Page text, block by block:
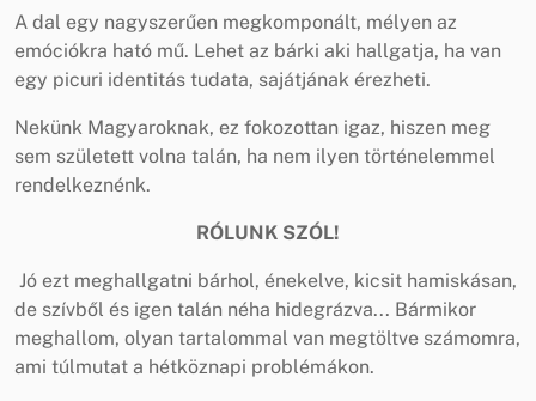
A dal egy nagyszerűen megkomponált, mélyen az
emóciókra ható mű. Lehet az bárki aki hallgatja, ha van
egy picuri identitás tudata, sajátjának érezheti.
Nekünk Magyaroknak, ez fokozottan igaz, hiszen meg
sem született volna talán, ha nem ilyen történelemmel
rendelkeznénk.
RÓLUNK SZÓL!
Jó ezt meghallgatni bárhol, énekelve, kicsit hamiskásan,
de szívből és igen talán néha hidegrázva... Bármikor
meghallom, olyan tartalommal van megtöltve számomra,
ami túlmutat a hétköznapi problémákon.